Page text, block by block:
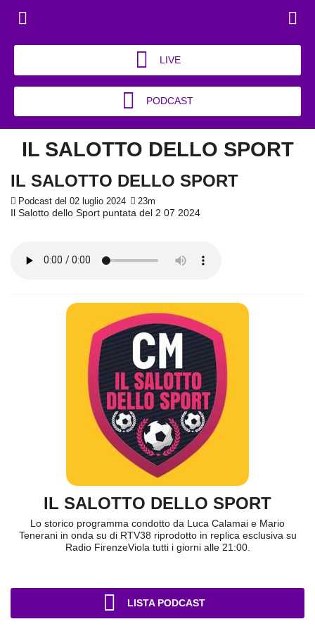
LIVE
PODCAST
IL SALOTTO DELLO SPORT
IL SALOTTO DELLO SPORT
Podcast del 02 luglio 2024 23m
Il Salotto dello Sport puntata del 2 07 2024
IL SALOTTO DELLO SPORT
Lo storico programma condotto da Luca Calamai e Mario
Tenerani in onda su di RTV38 riprodotto in replica esclusiva su
Radio FirenzeViola tutti i giorni alle 21:00.
LISTA PODCAST